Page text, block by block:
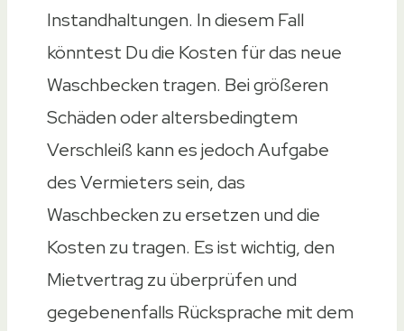
Instandhaltungen. In diesem Fall
könntest Du die Kosten für das neue
Waschbecken tragen. Bei größeren
Schäden oder altersbedingtem
Verschleiß kann es jedoch Aufgabe
des Vermieters sein, das
Waschbecken zu ersetzen und die
Kosten zu tragen. Es ist wichtig, den
Mietvertrag zu überprüfen und
gegebenenfalls Rücksprache mit dem